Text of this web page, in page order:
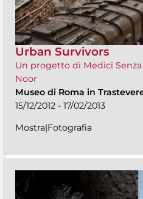
Urban Survivors
Un progetto di Medici
Noor
Museo di Roma in
15/12/2012 - 17/02/2013
Mostra|Fotografia